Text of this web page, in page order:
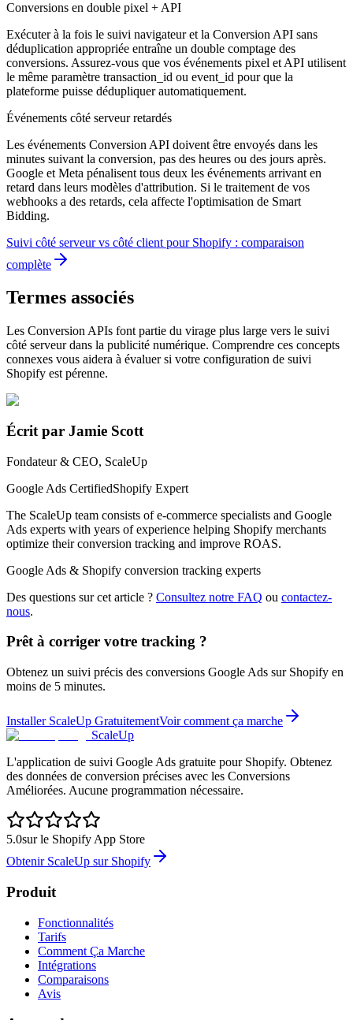
Conversions en double pixel + API
Exécuter à la fois le suivi navigateur et la Conversion API sans
déduplication appropriée entraîne un double comptage des
conversions. Assurez-vous que vos événements pixel et API utilisent
le même paramètre transaction_id ou event_id pour que la
plateforme puisse dédupliquer automatiquement.
Événements côté serveur retardés
Les événements Conversion API doivent être envoyés dans les
minutes suivant la conversion, pas des heures ou des jours après.
Google et Meta pénalisent tous deux les événements arrivant en
retard dans leurs modèles d'attribution. Si le traitement de vos
webhooks a des retards, cela affecte l'optimisation de Smart
Bidding.
Suivi côté serveur vs côté client pour Shopify : comparaison
complète
Termes associés
Les Conversion APIs font partie du virage plus large vers le suivi
côté serveur dans la publicité numérique. Comprendre ces concepts
connexes vous aidera à évaluer si votre configuration de suivi
Shopify est pérenne.
Écrit par Jamie Scott
Fondateur & CEO, ScaleUp
Google Ads CertifiedShopify Expert
The ScaleUp team consists of e-commerce specialists and Google
Ads experts with years of experience helping Shopify merchants
optimize their conversion tracking and improve ROAS.
Google Ads & Shopify conversion tracking experts
Des questions sur cet article ? Consultez notre FAQ ou contactez-
nous.
Prêt à corriger votre tracking ?
Obtenez un suivi précis des conversions Google Ads sur Shopify en
moins de 5 minutes.
Installer ScaleUp GratuitementVoir comment ça marche
ScaleUp
L'application de suivi Google Ads gratuite pour Shopify. Obtenez
des données de conversion précises avec les Conversions
Améliorées. Aucune programmation nécessaire.
5.0sur le Shopify App Store
Obtenir ScaleUp sur Shopify
Produit
Fonctionnalités
Tarifs
Comment Ça Marche
Intégrations
Comparaisons
Avis